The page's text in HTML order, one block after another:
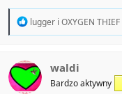
R
t
i
o
lugger i OXYGEN THIEF
waldi
Bardzo aktywny